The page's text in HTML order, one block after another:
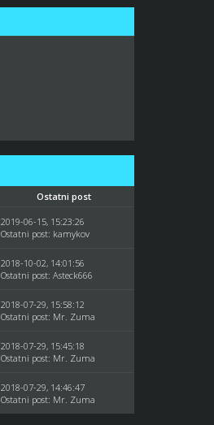
Ostatni post
2019-06-15, 15:23:26
Ostatni post: kamykov
2018-10-02, 14:01:56
Ostatni post:Asteck666
2018-07-29, 15:58:12
Ostatni post: Mr. Zuma
2018-07-29, 15:45:18
Ostatni post: Mr. Zuma
2018-07-29, 14:46:47
Ostatni post: Mr. Zuma